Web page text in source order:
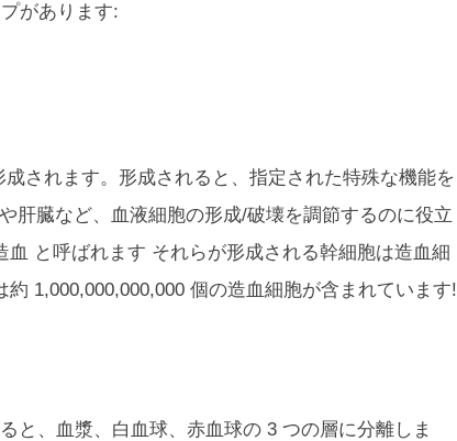
があります:
されます。形成されると、指定された特殊な機能を
肝臓など、血液細胞の形成/破壊を調節するのに役立
血 と呼ばれます それらが形成される幹細胞は造血細
1,000,000,000,000 個の造血細胞が含まれています!
と、血漿、白血球、赤血球の 3 つの層に分離しま